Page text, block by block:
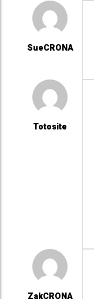
SueCRONA
Totosite
ZakCRONA